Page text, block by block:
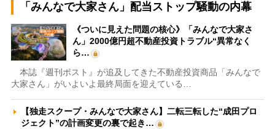
「みんなで大家さん」配当ストップ騒動の内幕
《ついに見えた問題の核心》「みんなで大家さ
ん」2000億円超不動産投資トラブル“異常なく
ら…
本誌『週刊ポスト』が追及してきた不動産投資商品「みんなで
大家さん」がいよいよ最終局面を迎えている…
【独走スクープ・みんなで大家さん】二転三転した“成田プロ
ジェクト”の計画変更の裏で起き…